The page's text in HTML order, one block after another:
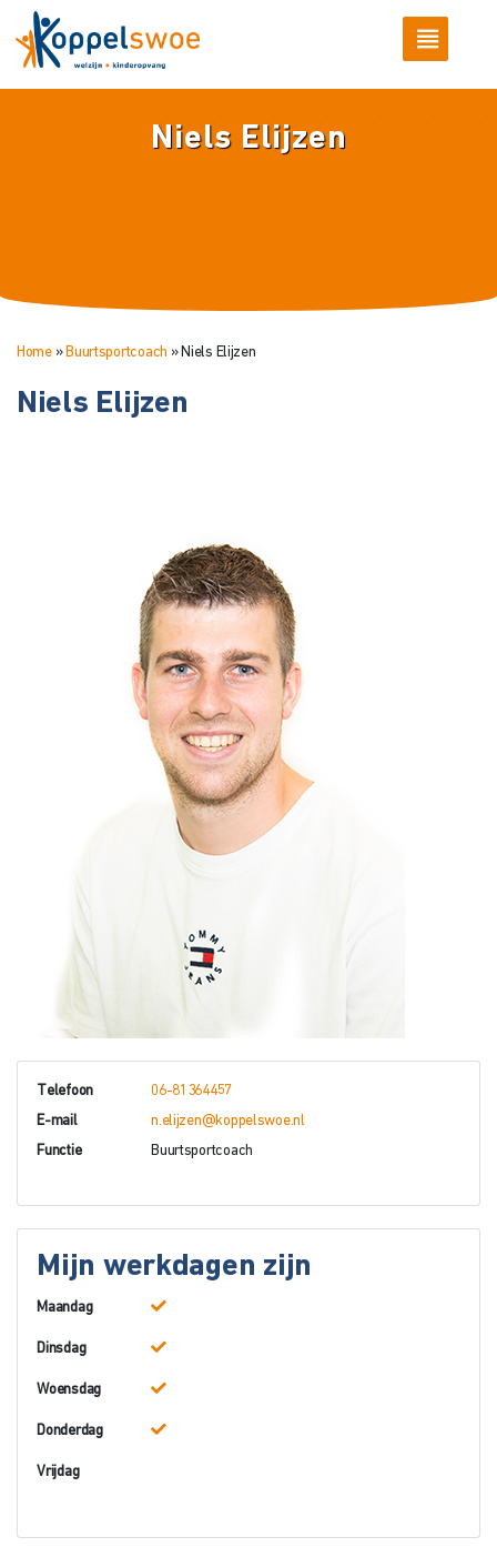
Niels Elijzen
Home» Buurtsportcoach » Niels Elijzen
Niels Elijzen
Telefoon 06-81364457
E-mail n.elijzen@koppelswoe.nl
Functie Buurtsportcoach
Mijn werkdagen zijn
Maandag
Dinsdag
Woensdag
Donderdag
Vrijdag